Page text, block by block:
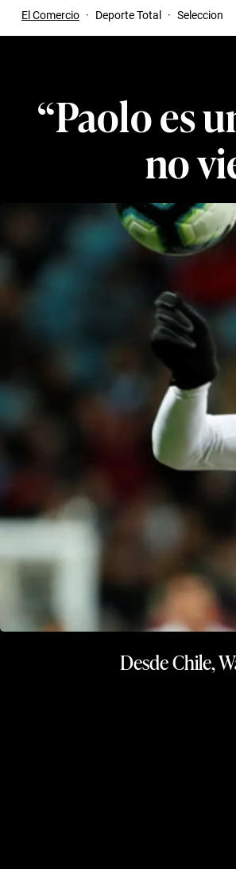
El Comercio · Deporte Total · Seleccion
“Paolo es
no
Desde Chile,